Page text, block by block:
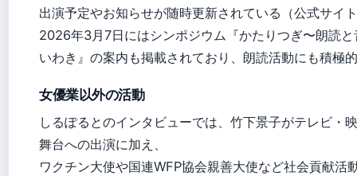
出演予定やお知らせが随時更新されている（公式サイ
2026年3月7日にはシンポジウム『かたりつぎ〜朗読
いわき』の案内も掲載されており、朗読活動にも積極
女優業以外の活動
しるぽるとのインタビューでは、竹下景子がテレビ・
舞台への出演に加え、
ワクチン大使や国連WFP協会親善大使など社会貢献活